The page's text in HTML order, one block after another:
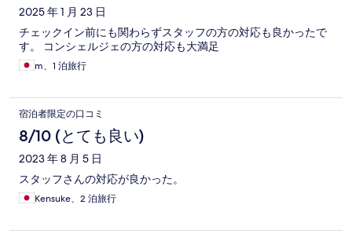
2025 年 1 月 23 日
チェックイン前にも関わらずスタッフの方の対応も良かったで
す。 コンシェルジェの方の対応も大満足
m、1 泊旅行
宿泊者限定の口コミ
8/10 (とても良い)
2023 年 8 月 5 日
スタッフさんの対応が良かった。
Kensuke、2 泊旅行